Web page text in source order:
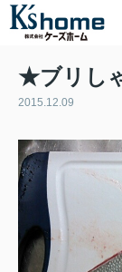
★ブリし
2015.12.09